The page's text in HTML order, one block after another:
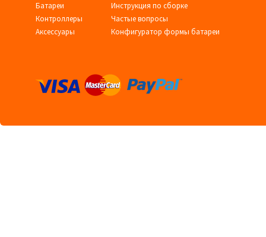
Батареи
Контроллеры
Аксессуары
Инструкция по сборке
Частые вопросы
Конфигуратор формы батареи